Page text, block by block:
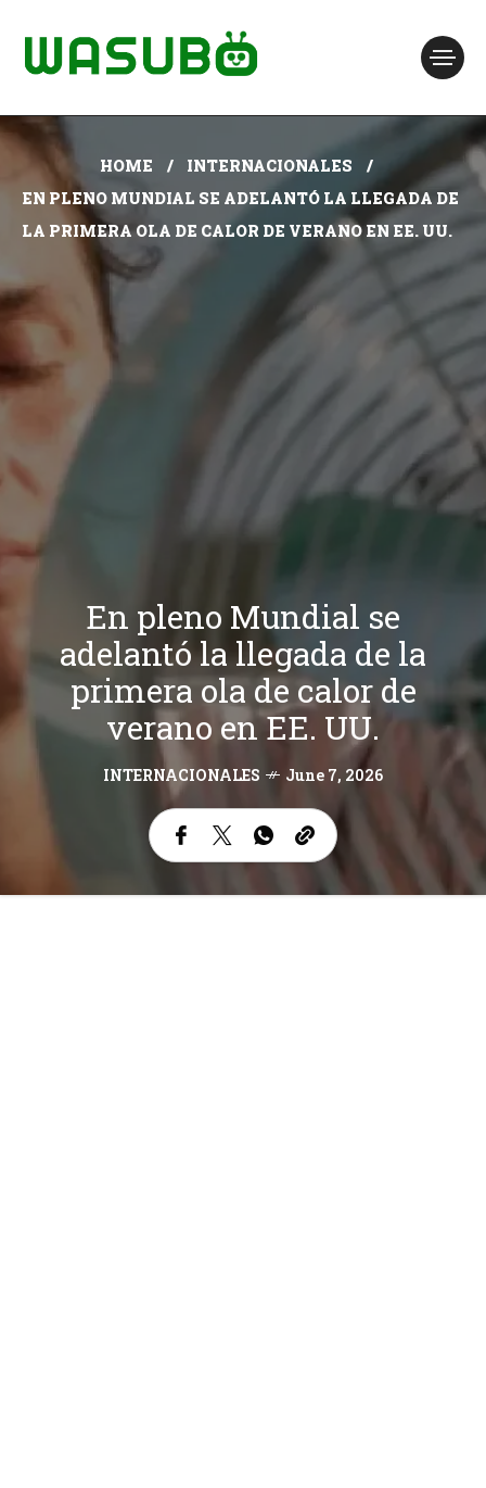
HOME
INTERNACIONALES
EN PLENO MUNDIAL SE ADELANTÓ LA LLEGADA DE
LA PRIMERA OLA DE CALOR DE VERANO EN EE. UU.
En pleno Mundial se
adelantó la llegada de la
primera ola de calor de
verano en EE. UU.
INTERNACIONALES June 7, 2026